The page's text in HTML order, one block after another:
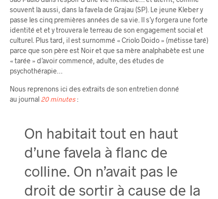
souvent là aussi, dans la favela de Grajau (SP). Le jeune Kleber y
passe les cinq premières années de sa vie. Il s’y forgera une forte
identité et et y trouvera le terreau de son engagement social et
culturel. Plus tard, il est surnommé « Criolo Doido » (métisse taré)
parce que son père est Noir et que sa mère analphabète est une
« tarée » d’avoir commencé, adulte, des études de
psychothérapie…
Nous reprenons ici des extraits de son entretien donné
au journal 20 minutes:
On habitait tout en haut
d’une favela à flanc de
colline. On n’avait pas le
droit de sortir à cause de la